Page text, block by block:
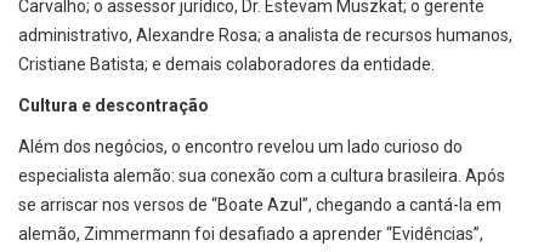
Carvalho; o assessor jurídico, Dr. Estevam Muszkat; o gerente
administrativo, Alexandre Rosa; a analista de recursos humanos,
Cristiane Batista; e demais colaboradores da entidade.
Cultura e descontração
Além dos negócios, o encontro revelou um lado curioso do
especialista alemão: sua conexão com a cultura brasileira. Após
se arriscar nos versos de “Boate Azul”, chegando a cantá-la em
alemão, Zimmermann foi desafiado a aprender “Evidências”,